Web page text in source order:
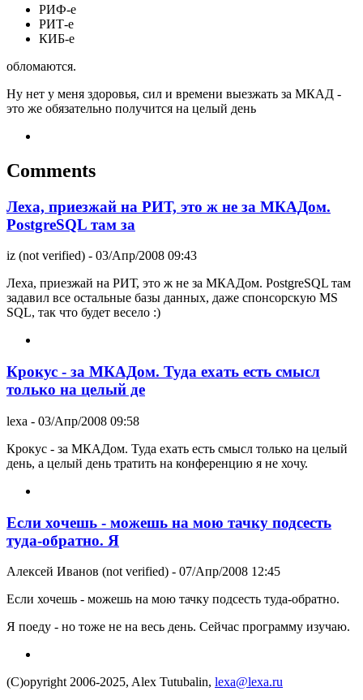
РИФ-е
РИТ-е
КИБ-е
обломаются.
Ну нет у меня здоровья, сил и времени выезжать за МКАД -
это же обязательно получится на целый день
Comments
Леха, приезжай на РИТ, это ж не за МКАДом.
PostgreSQL там за
iz (not verified) - 03/Апр/2008 09:43
Леха, приезжай на РИТ, это ж не за МКАДом. PostgreSQL там
задавил все остальные базы данных, даже спонсорскую MS
SQL, так что будет весело :)
Крокус - за МКАДом. Туда ехать есть смысл
только на целый де
lexa - 03/Апр/2008 09:58
Крокус - за МКАДом. Туда ехать есть смысл только на целый
день, а целый день тратить на конференцию я не хочу.
Если хочешь - можешь на мою тачку подсесть
туда-обратно. Я
Алексей Иванов (not verified) - 07/Апр/2008 12:45
Если хочешь - можешь на мою тачку подсесть туда-обратно.
Я поеду - но тоже не на весь день. Сейчас программу изучаю.
(C)opyright 2006-2025, Alex Tutubalin, lexa@lexa.ru